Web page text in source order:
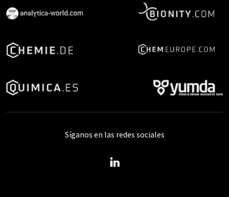
Síganos en las redes sociales